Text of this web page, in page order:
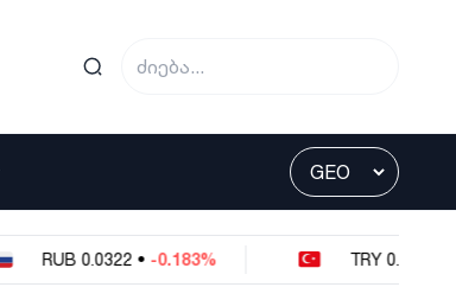
RUB 0.0322 • -0.183% TRY 0.0551